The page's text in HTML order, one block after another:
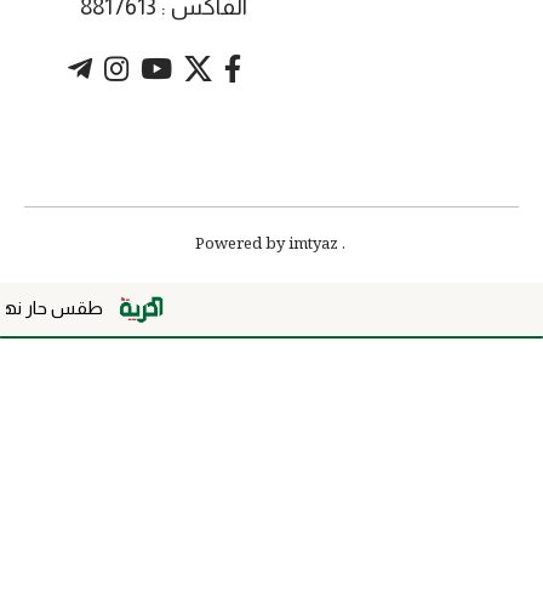
الفاكس : 8817613
طقس حار نهاراً في